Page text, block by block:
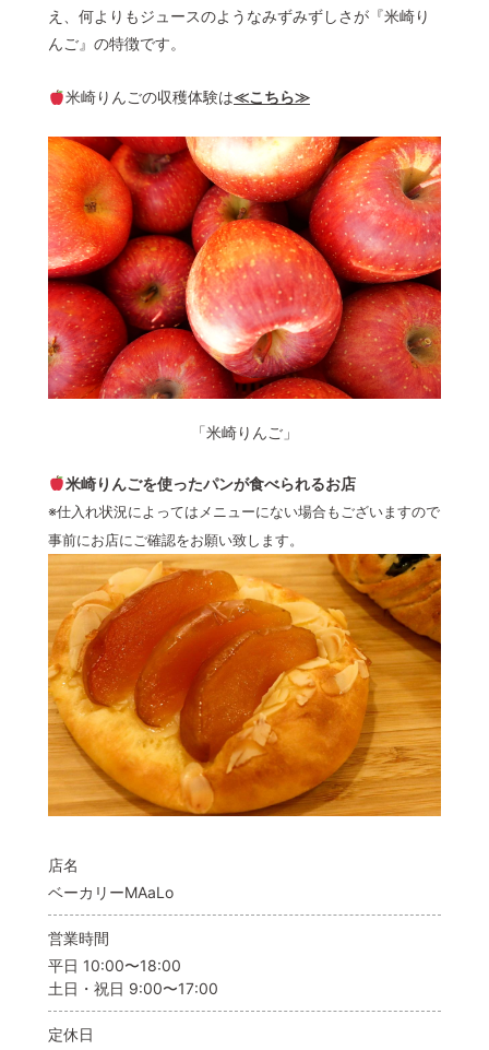
え、何よりもジュースのようなみずみずしさが『米崎り
んご』の特徴です。
米崎りんごの収穫体験は≪こちら≫
「米崎りんご」
米崎りんごを使ったパンが食べられるお店
※仕入れ状況によってはメニューにない場合もございますので
事前にお店にご確認をお願い致します。
店名
ベーカリーMAaLo
営業時間
平日 10:00〜18:00
土日・祝日 9:00〜17:00
定休日